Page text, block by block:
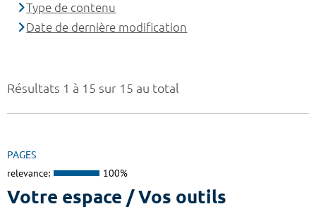
Résultats 1 à 15 sur 15 au total
PAGES
relevance: 100%
Votre espace / Vos outils
Type de contenu
Date de dernière modification